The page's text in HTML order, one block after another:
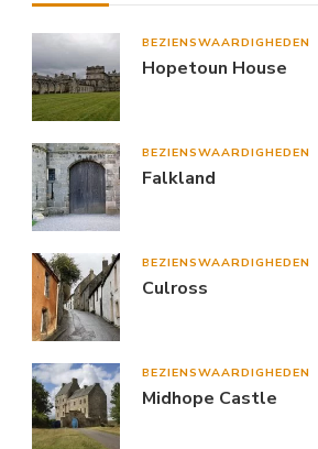
BEZIENSWAARDIGHEDEN
Hopetoun House
BEZIENSWAARDIGHEDEN
Falkland
BEZIENSWAARDIGHEDEN
Culross
BEZIENSWAARDIGHEDEN
Midhope Castle